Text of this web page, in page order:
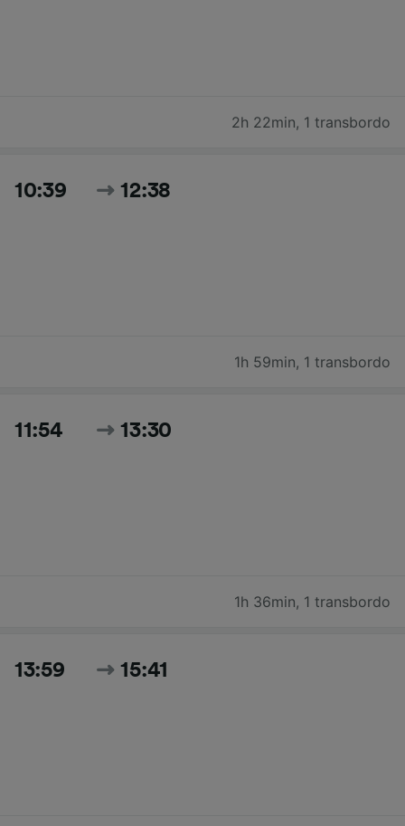
2h 22min, 1 transbordo
10:39 12:38
1h 59min, 1 transbordo
11:54 13:30
1h 36min, 1 transbordo
13:59 15:41